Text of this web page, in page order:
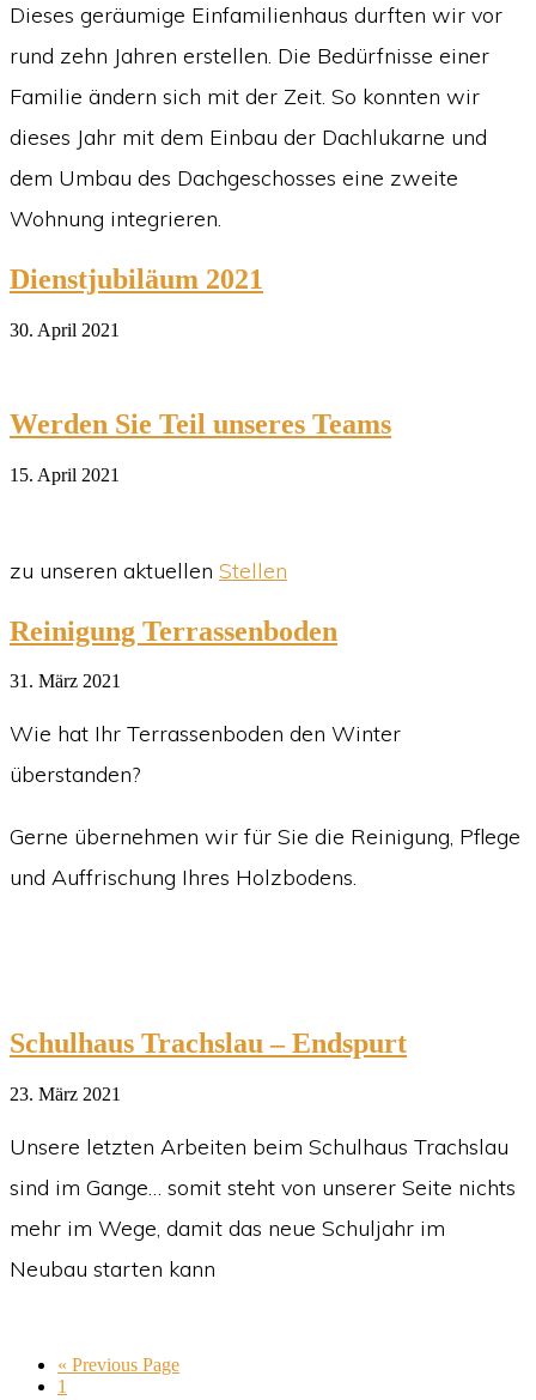
Dieses geräumige Einfamilienhaus durften wir vor
rund zehn Jahren erstellen. Die Bedürfnisse einer
Familie ändern sich mit der Zeit. So konnten wir
dieses Jahr mit dem Einbau der Dachlukarne und
dem Umbau des Dachgeschosses eine zweite
Wohnung integrieren.
Dienstjubiläum 2021
30. April 2021
Werden Sie Teil unseres Teams
15. April 2021
zu unseren aktuellen Stellen
Reinigung Terrassenboden
31. März 2021
Wie hat Ihr Terrassenboden den Winter
überstanden?
Gerne übernehmen wir für Sie die Reinigung, Pflege
und Auffrischung Ihres Holzbodens.
Schulhaus Trachslau – Endspurt
23. März 2021
Unsere letzten Arbeiten beim Schulhaus Trachslau
sind im Gange… somit steht von unserer Seite nichts
mehr im Wege, damit das neue Schuljahr im
Neubau starten kann
« Go
Previous Page
Go
1